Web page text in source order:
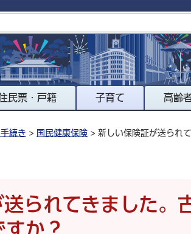
民票・戸籍 子育て 高齢
続き > 国民健康保険 > 新しい保険証が送られ
られてきました。
か？